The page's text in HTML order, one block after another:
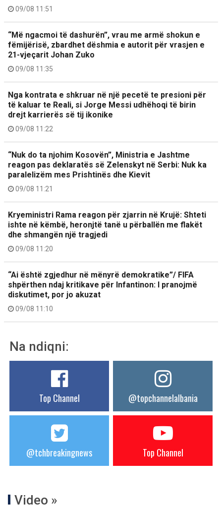
09/08 11:51
“Më ngacmoi të dashurën”, vrau me armë shokun e
fëmijërisë, zbardhet dëshmia e autorit për vrasjen e
21-vjeçarit Johan Zuko
09/08 11:35
Nga kontrata e shkruar në një pecetë te presioni për
të kaluar te Reali, si Jorge Messi udhëhoqi të birin
drejt karrierës së tij ikonike
09/08 11:22
“Nuk do ta njohim Kosovën”, Ministria e Jashtme
reagon pas deklaratës së Zelenskyt në Serbi: Nuk ka
paralelizëm mes Prishtinës dhe Kievit
09/08 11:21
Kryeministri Rama reagon për zjarrin në Krujë: Shteti
ishte në këmbë, heronjtë tanë u përballën me flakët
dhe shmangën një tragjedi
09/08 11:20
“Ai është zgjedhur në mënyrë demokratike”/ FIFA
shpërthen ndaj kritikave për Infantinon: I pranojmë
diskutimet, por jo akuzat
09/08 11:10
Na ndiqni:
Top Channel @topchannelalbania
@tchbreakingnews Top Channel
Video »